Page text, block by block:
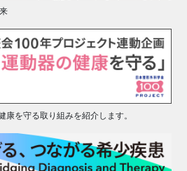
康を守る取り組みを紹介します。